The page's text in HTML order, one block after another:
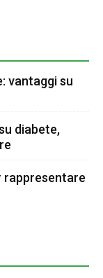
vantaggi su
diabete,
rappresentare